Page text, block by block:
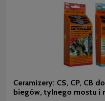
Ceramizery: CS, CP, CB
biegów, tylnego mostu i